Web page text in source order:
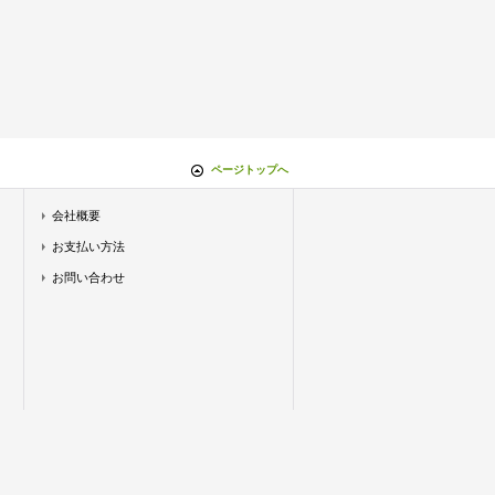
ページトップへ
会社概要
お支払い方法
お問い合わせ